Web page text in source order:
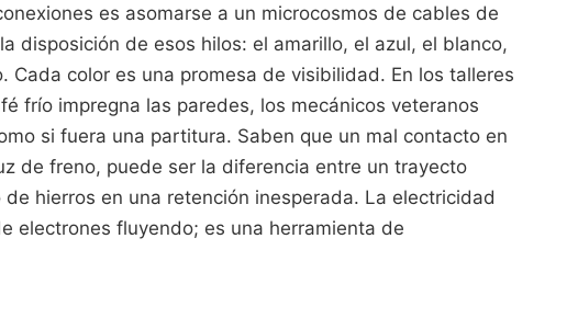
es asomarse a un microcosmos de cables de
disposición de esos hilos: el amarillo, el azul, el blanco,
Cada color es una promesa de visibilidad. En los talleres
frío impregna las paredes, los mecánicos veteranos
si fuera una partitura. Saben que un mal contacto en
de freno, puede ser la diferencia entre un trayecto
hierros en una retención inesperada. La electricidad
electrones fluyendo; es una herramienta de